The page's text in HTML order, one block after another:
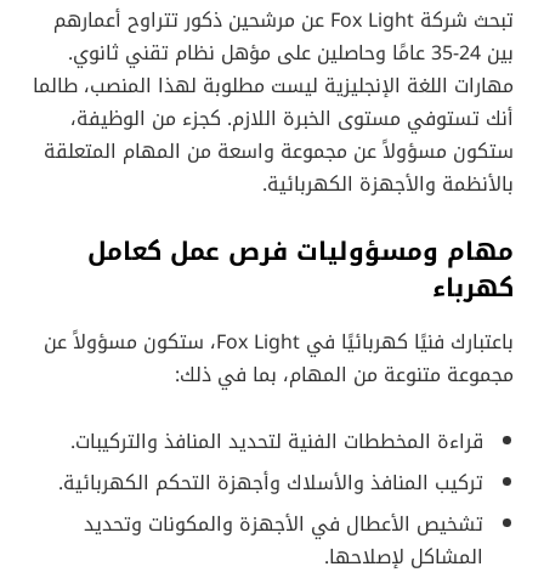
تبحث شركة Fox Light عن مرشحين ذكور تتراوح أعمارهم
بين 24-35 عامًا وحاصلين على مؤهل نظام تقني ثانوي.
مهارات اللغة الإنجليزية ليست مطلوبة لهذا المنصب، طالما
أنك تستوفي مستوى الخبرة اللازم. كجزء من الوظيفة،
ستكون مسؤولاً عن مجموعة واسعة من المهام المتعلقة
بالأنظمة والأجهزة الكهربائية.
مهام ومسؤوليات فرص عمل كعامل
كهرباء
باعتبارك فنيًا كهربائيًا في Fox Light، ستكون مسؤولاً عن
مجموعة متنوعة من المهام، بما في ذلك:
قراءة المخططات الفنية لتحديد المنافذ والتركيبات.
تركيب المنافذ والأسلاك وأجهزة التحكم الكهربائية.
تشخيص الأعطال في الأجهزة والمكونات وتحديد
المشاكل لإصلاحها.